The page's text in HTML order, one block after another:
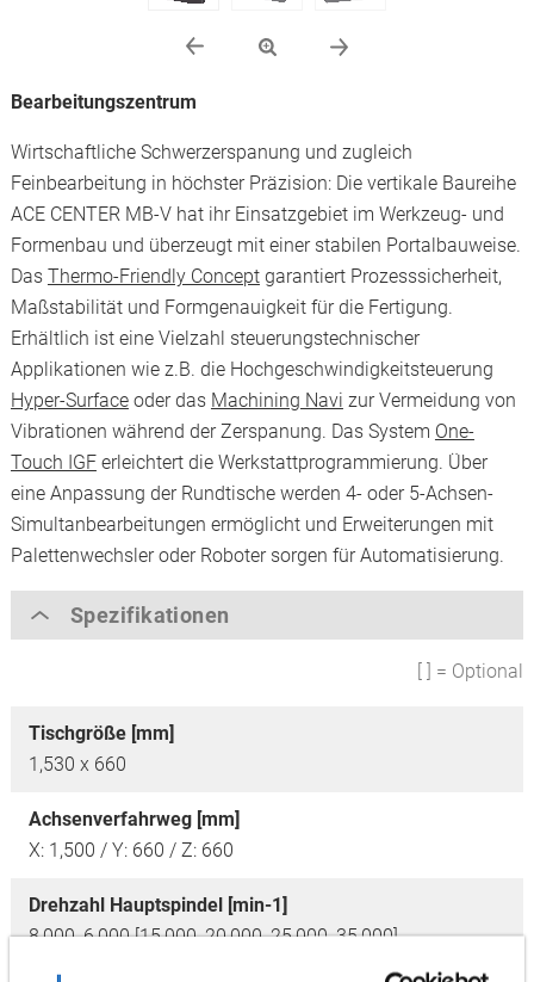
Bearbeitungszentrum
Wirtschaftliche Schwerzerspanung und zugleich
Feinbearbeitung in höchster Präzision: Die vertikale Baureihe
ACE CENTER MB-V hat ihr Einsatzgebiet im Werkzeug- und
Formenbau und überzeugt mit einer stabilen Portalbauweise.
Das Thermo-Friendly Conceptgarantiert Prozesssicherheit,
Maßstabilität und Formgenauigkeit für die Fertigung.
Erhältlich ist eine Vielzahl steuerungstechnischer
Applikationen wie z.B. die Hochgeschwindigkeitsteuerung
Hyper-Surfaceoder das Machining Navi zur Vermeidung von
Vibrationen während der Zerspanung. Das System One-
Touch IGFerleichtert die Werkstattprogrammierung. Über
eine Anpassung der Rundtische werden 4- oder 5-Achsen-
Simultanbearbeitungen ermöglicht und Erweiterungen mit
Palettenwechsler oder Roboter sorgen für Automatisierung.
Spezifikationen
[ ] = Optional
Tischgröße [mm]
1,530 x 660
Achsenverfahrweg [mm]
X: 1,500 / Y: 660 / Z: 660
Drehzahl Hauptspindel [min-1]
8,000, 6,000 [15,000, 20,000, 25,000, 35,000]